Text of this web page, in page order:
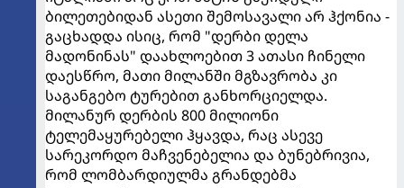
ბილეთებიდან ასეთი შემოსავალი არ ჰქონია -
გაცხადდა ისიც, რომ "დერბი დელა
მადონინას" დაახლოებით 3 ათასი ჩინელი
დაესწრო, მათი მილანში მგზავრობა კი
საგანგებო ტურებით განხორციელდა.
მილანურ დერბის 800 მილიონი
ტელემაყურებელი ჰყავდა, რაც ასევე
სარეკორდო მაჩვენებელია და ბუნებრივია,
რომ ლომბარდიულმა გრანდებმა